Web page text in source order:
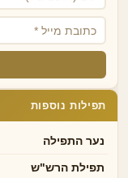
תפילות נוספות
נער התפילה
תפילת הרש"ש